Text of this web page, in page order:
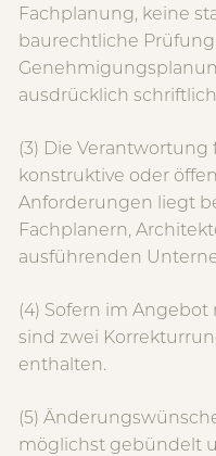
Fachplanung, keine
baurechtliche
ausdrücklich
(3) Die
konstruktive oder
Anforderungen liegt
Fachplanern,
ausführenden
(4) Sofern im
sind zwei
enthalten.
(5)
möglichst gebündelt